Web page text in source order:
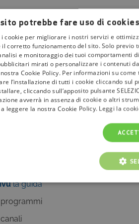
e…
di…
di…
la guida
programmi
potrebbe fare uso di
cookie per migliorare i nostri servizi e
corretto funzionamento del sito. Solo previo
e monitoraggio dei tuoi comportamenti
mirati o personalizzare i contenuti
Cookie Policy. Per informazioni su
l’installazione di tutti i cookie cliccando sul
cliccando sull’apposito pulsante
avverrà in assenza di cookie o altri
leggere la nostra Cookie Policy. Leggi la
COOKIE TECNICI COOKIE